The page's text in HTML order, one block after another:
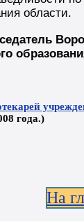
области.
года.)
На